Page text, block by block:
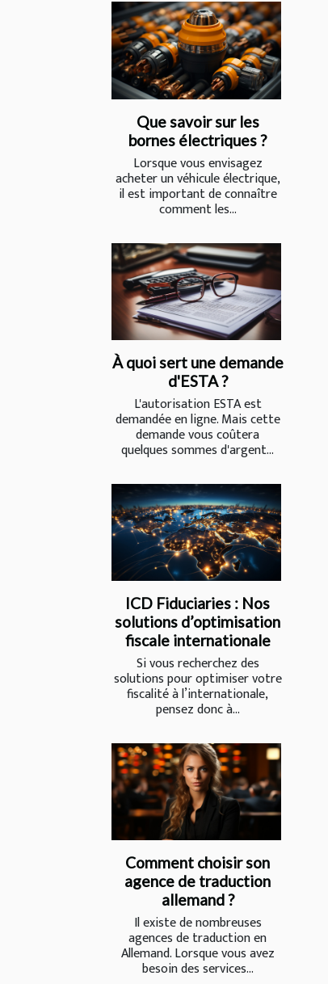
Que savoir sur les
bornes électriques ?
Lorsque vous envisagez
acheter un véhicule électrique,
il est important de connaître
comment les...
À quoi sert une demande
d'ESTA ?
L'autorisation ESTA est
demandée en ligne. Mais cette
demande vous coûtera
quelques sommes d'argent...
ICD Fiduciaries : Nos
solutions d’optimisation
fiscale internationale
Si vous recherchez des
solutions pour optimiser votre
fiscalité à l’internationale,
pensez donc à...
Comment choisir son
agence de traduction
allemand ?
Il existe de nombreuses
agences de traduction en
Allemand. Lorsque vous avez
besoin des services...